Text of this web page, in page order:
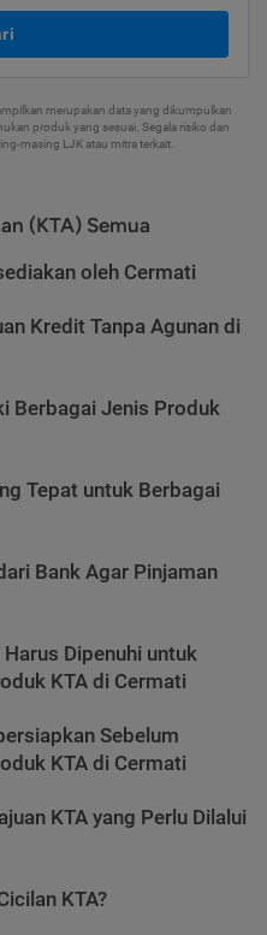
merupakan data yang dikumpulkan
produk yang sesuai. Segala risiko dan
masing LJK atau mitra terkait.
(KTA) Semua
oleh Cermati
Kredit Tanpa Agunan di
Berbagai Jenis Produk
Tepat untuk Berbagai
Bank Agar Pinjaman
Dipenuhi untuk
KTA di Cermati
Sebelum
KTA di Cermati
KTA yang Perlu Dilalui
KTA?